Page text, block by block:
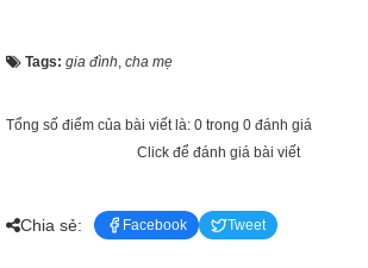
Tags: gia đình, cha mẹ
Tổng số điểm của bài viết là: 0 trong 0 đánh giá
Click để đánh giá bài viết
Chia sẻ: Facebook Tweet